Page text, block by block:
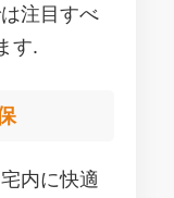
注目すべ
す.
内に快適